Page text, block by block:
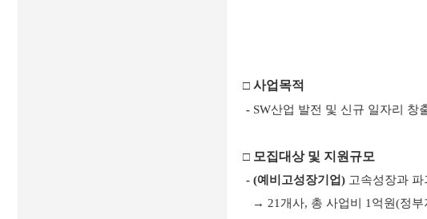
□ 사업목적
- SW산업 발전 및 신규 일자리 창
□ 모집대상 및 지원규모
- (예비고성장기업) 고속성장과
→ 21개사, 총 사업비 1억원(정부